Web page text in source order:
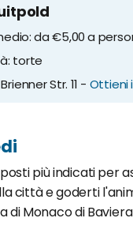
da €5,00 a
torte
Str. 11 - Ottieni
più indicati per
città e goderti
di Monaco di Baviera